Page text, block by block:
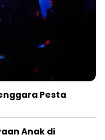
Pesta
Anak di